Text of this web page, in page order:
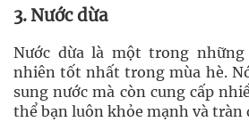
3. Nước dừa
Nước dừa là một trong
nhiên tốt nhất trong mùa hè.
sung nước mà còn cung cấp
thể bạn luôn khỏe mạnh và tràn